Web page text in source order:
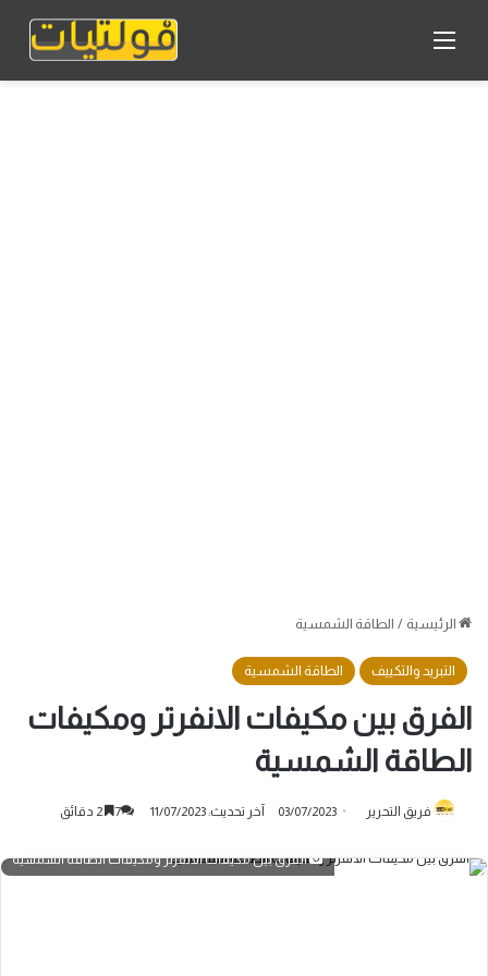
القائمة
الرئيسية / الطاقة الشمسية
التبريد والتكييف الطاقة الشمسية
الفرق بين مكيفات الانفرتر ومكيفات
الطاقة الشمسية
فريق التحرير 03/07/2023 آخر تحديث: 11/07/2023 7
الفرق بين مكيفات الانفرتر ومكيفات الطاقة الشمسية